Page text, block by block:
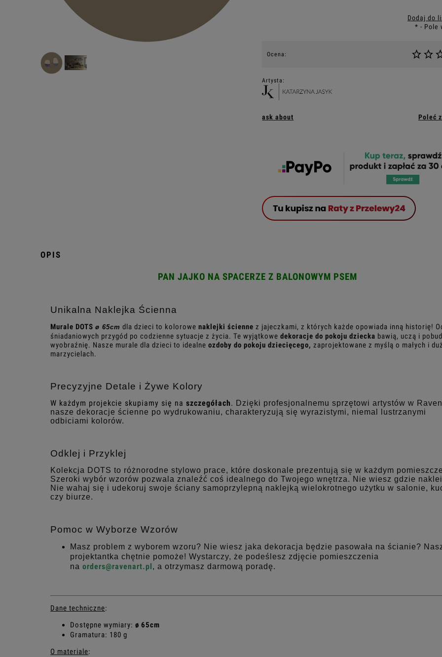
Dodaj do
* - Pole
Ocena:
Artysta:
ask about Poleć
OPIS
PAN JAJKO NA SPACERZE Z BALONOWYM PSEM
Unikalna Naklejka Ścienna
Murale DOTS ø 65cm dla dzieci to kolorowe naklejki ścienne z jajeczkami, z których każde opowiada inną historię!
śniadaniowych przygód po codzienne sytuacje z życia. Te wyjątkowe dekoracje do pokoju dziecka bawią, uczą i
wyobraźnię. Nasze murale dla dzieci to idealne ozdoby do pokoju dziecięcego, zaprojektowane z myślą o małych i
marzycielach.
Precyzyjne Detale i Żywe Kolory
W każdym projekcie skupiamy się na szczegółach. Dzięki profesjonalnemu sprzętowi artystów w
nasze dekoracje ścienne po wydrukowaniu, charakteryzują się wyrazistymi, niemal lustrzanymi
odbiciami kolorów.
Odklej i Przyklej
Kolekcja DOTS to różnorodne stylowo prace, które doskonale prezentują się w każdym
Szeroki wybór wzorów pozwala znaleźć coś idealnego do Twojego wnętrza. Nie wiesz gdzie
Nie wahaj się i udekoruj swoje ściany samoprzylepną naklejką wielokrotnego użytku w salonie,
czy biurze.
Pomoc w Wyborze Wzorów
Masz problem z wyborem wzoru? Nie wiesz jaka dekoracja będzie pasowała na ścianie?
projektantka chętnie pomoże! Wystarczy, że podeślesz zdjęcie pomieszczenia
na orders@ravenart.pl, a otrzymasz darmową poradę.
Dane techniczne:
Dostępne wymiary: ø 65cm
Gramatura: 180 g
O materiale: